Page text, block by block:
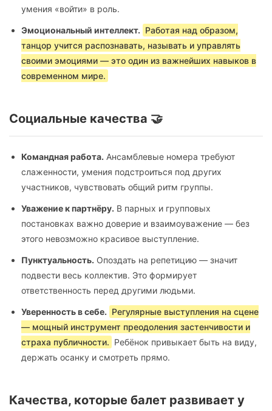
умения «войти» в роль.
Эмоциональный интеллект. Работая над образом,
танцор учится распознавать, называть и управлять
своими эмоциями — это один из важнейших навыков в
современном мире.
Социальные качества 🤝
Командная работа. Ансамблевые номера требуют
слаженности, умения подстроиться под других
участников, чувствовать общий ритм группы.
Уважение к партнёру. В парных и групповых
постановках важно доверие и взаимоуважение — без
этого невозможно красивое выступление.
Пунктуальность. Опоздать на репетицию — значит
подвести весь коллектив. Это формирует
ответственность перед другими людьми.
Уверенность в себе. Регулярные выступления на сцене
— мощный инструмент преодоления застенчивости и
страха публичности. Ребёнок привыкает быть на виду,
держать осанку и смотреть прямо.
Качества, которые балет развивает у